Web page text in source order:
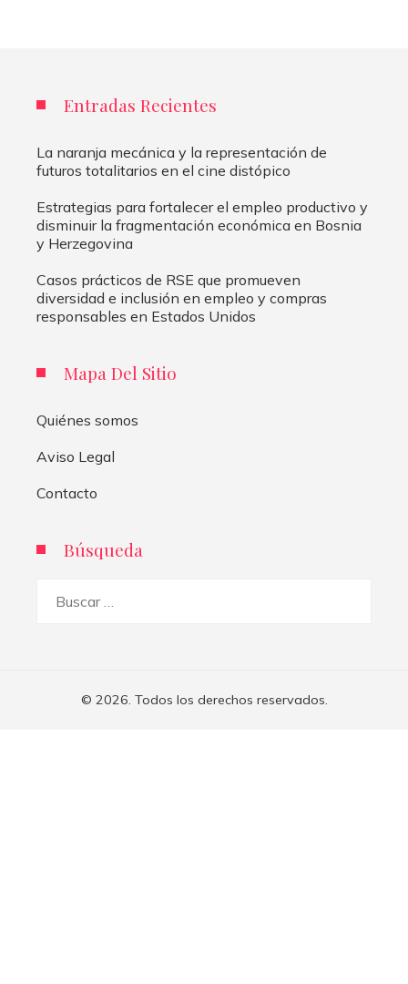
Entradas Recientes
La naranja mecánica y la representación de
futuros totalitarios en el cine distópico
Estrategias para fortalecer el empleo productivo y
disminuir la fragmentación económica en Bosnia
y Herzegovina
Casos prácticos de RSE que promueven
diversidad e inclusión en empleo y compras
responsables en Estados Unidos
Mapa Del Sitio
Quiénes somos
Aviso Legal
Contacto
Búsqueda
© 2026. Todos los derechos reservados.